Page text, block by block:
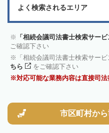
よく検索されるエリア
「相続会議司法書士検索サー
ご確認下さい
「相続会議司法書士検索サー
ちら
をご確認下さい
対応可能な業務内容は直接司
市区町村から